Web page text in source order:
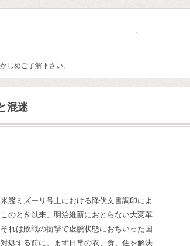
じめご了解下さい。
混迷
艦ミズーリ号上における降伏文書調印によ
のとき以来、明治維新におとらない大変革
れは敗戦の衝撃で虚脱状態におちいった国
処する前に、まず日常の衣、食、住を解決